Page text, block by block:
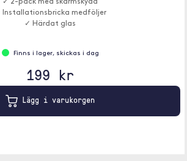
✓ 2-pack med skärmskydd
Installationsbricka medföljer
✓ Härdat glas
Finns i lager, skickas i dag
199 kr
Lägg i varukorgen